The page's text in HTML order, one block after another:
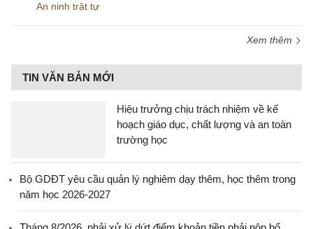
An ninh trật tự
Xem thêm
TIN VĂN BẢN MỚI
Hiệu trưởng chịu trách nhiệm về kế
hoạch giáo dục, chất lượng và an toàn
trường học
Bộ GDĐT yêu cầu quản lý nghiêm dạy thêm, học thêm trong
năm học 2026-2027